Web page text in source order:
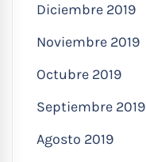
Diciembre 2019
Noviembre 2019
Octubre 2019
Septiembre 2019
Agosto 2019